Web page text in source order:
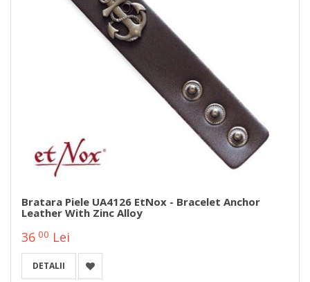
Bratara Piele UA4126 EtNox - Bracelet Anchor
Leather With Zinc Alloy
36 00 Lei
DETALII